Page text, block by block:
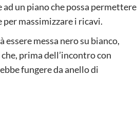
ad un piano che possa permettere
massimizzare i ricavi.
messa nero su bianco,
prima dell’incontro con
fungere da anello di